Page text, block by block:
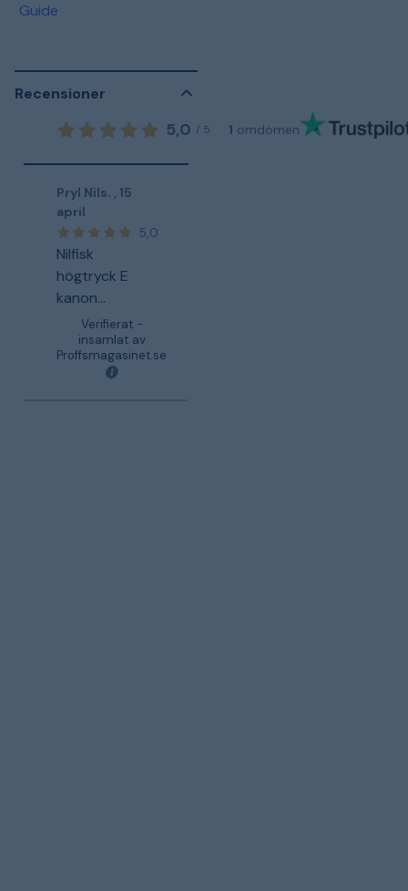
Guide
Recensioner
5,0 / 5 1 omdömen
Pryl Nils. , 15
april
5,0
Nilfisk
högtryck E
kanon...
Verifierat -
insamlat av
Proffsmagasinet.se